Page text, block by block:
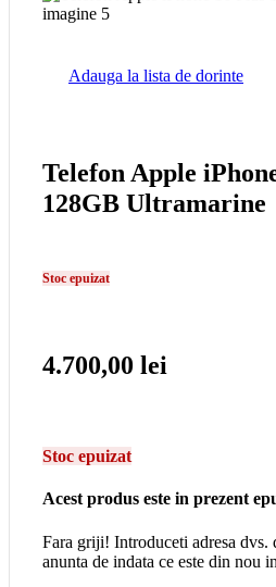
Adauga la lista de dorinte
Telefon Apple
128GB Ultramarine
Stoc epuizat
4.700,00 lei
Stoc epuizat
Acest produs este in prezent
Fara griji! Introduceti adresa dvs.
anunta de indata ce este din nou